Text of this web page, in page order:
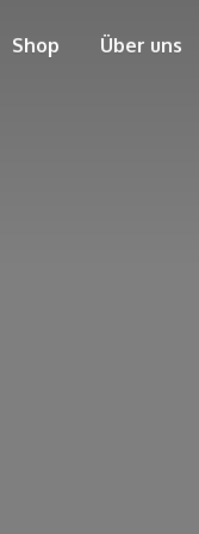
Shop Über uns